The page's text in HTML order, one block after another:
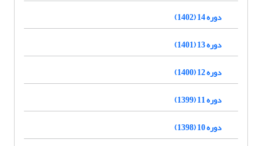
دوره 14 (1402)
دوره 13 (1401)
دوره 12 (1400)
دوره 11 (1399)
دوره 10 (1398)